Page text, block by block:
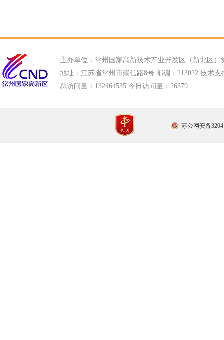
主办单位：常州国家高新技术产业开发区（新北区）
地址：江苏省常州市崇信路8号 邮编：213022 技术支
总访问量： 132464535 今日访问量： 26379
苏公网安备